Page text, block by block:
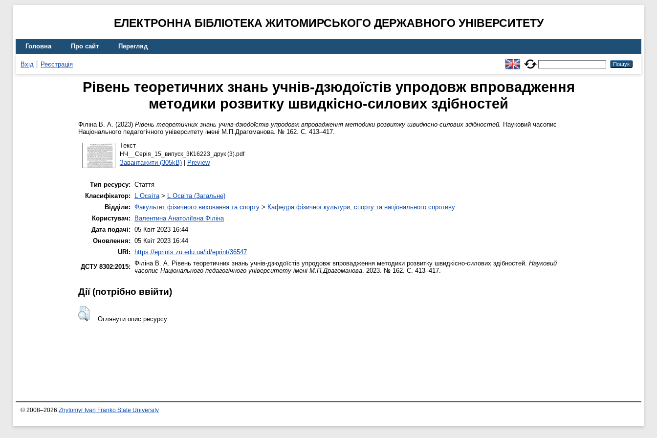
ЕЛЕКТРОННА БІБЛІОТЕКА ЖИТОМИРСЬКОГО ДЕРЖАВНОГО УНІВЕРСИТЕТУ
Головна Про сайт Перегляд
Вхід Реєстрація
Рівень теоретичних знань учнів-дзюдоїстів упродовж впровадження
методики розвитку швидкісно-силових здібностей
Філіна В. А. (2023) Рівень теоретичних знань учнів-дзюдоїстів упродовж впровадження методики розвитку швидкісно-силових здібностей. Науковий часопис
Національного педагогічного університету імені М.П.Драгоманова. № 162. С. 413–417.
Текст
НЧ__Серія_15_випуск_3К16223_друк (3).pdf
Завантажити (305kB)| Preview
Тип ресурсу: Стаття
Класифікатор:
L Освіта> L Освіта (Загальне)
Відділи: Факультет фізичного виховання та спорту > Кафедра фізичної культури, спорту та національного спротиву
Користувач:
Валентина Анатоліївна Філіна
Дата подачі: 05 Квіт 2023 16:44
Оновлення: 05 Квіт 2023 16:44
URI:
https://eprints.zu.edu.ua/id/eprint/36547
ДСТУ 8302:2015: Філіна В. А. Рівень теоретичних знань учнів-дзюдоїстів упродовж впровадження методики розвитку швидкісно-силових здібностей. Науковий
часопис Національного педагогічного університету імені М.П.Драгоманова. 2023. № 162. С. 413–417.
Дії ​​(потрібно ввійти)
Оглянути опис ресурсу
© 2008–2026 Zhytomyr Ivan Franko State University